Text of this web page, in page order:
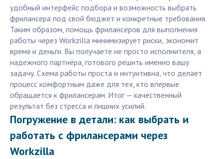
удобный интерфейс подбора и возможность выбрать
фрилансера под свой бюджет и конкретные требования.
Таким образом, помощь фрилансеров для выполнения
работы через Workzilla минимизирует риски, экономит
время и деньги. Вы получаете не просто исполнителя, а
надежного партнёра, готового решить именно вашу
задачу. Схема работы проста и интуитивна, что делает
процесс комфортным даже для тех, кто впервые
обращается к фрилансерам. Итог — качественный
результат без стресса и лишних усилий.
Погружение в детали: как выбрать и
работать с фрилансерами через
Workzilla